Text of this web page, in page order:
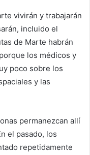
vivirán y trabajarán
incluido el
de Marte habrán
los médicos y
poco sobre los
y las
permanezcan allí
el pasado, los
repetidamente